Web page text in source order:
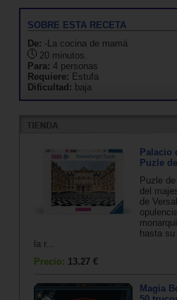
SOBRE ESTA RECETA
De: -La cocina de mamá
20 minutos.
Para: 4 personas
Requiere: Estufa
Dificultad: baja
Palacio
Puzle
Puzle
del
de
hasta
la r...
Precio: 13.27 €
Magia